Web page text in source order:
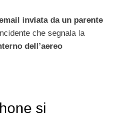
inviata da un parente
che segnala la
dell’aereo
si